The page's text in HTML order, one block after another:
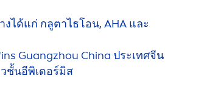
ได้แก่ กลูตาไธโอน, AHA และ
Guangzhou China ประเทศจีน
ชั้นอีพิเดอร์มิส